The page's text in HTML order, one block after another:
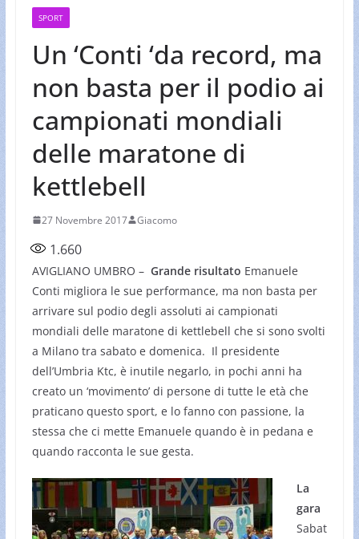
SPORT
Un ‘Conti ‘da record, ma
non basta per il podio ai
campionati mondiali
delle maratone di
kettlebell
27 Novembre 2017 Giacomo
1.660
AVIGLIANO UMBRO – Grande risultato Emanuele
Conti migliora le sue performance, ma non basta per
arrivare sul podio degli assoluti ai campionati
mondiali delle maratone di kettlebell che si sono svolti
a Milano tra sabato e domenica. Il presidente
dell’Umbria Ktc, è inutile negarlo, in pochi anni ha
creato un ‘movimento’ di persone di tutte le età che
praticano questo sport, e lo fanno con passione, la
stessa che ci mette Emanuele quando è in pedana e
quando racconta le sue gesta.
La
gara
Sabat